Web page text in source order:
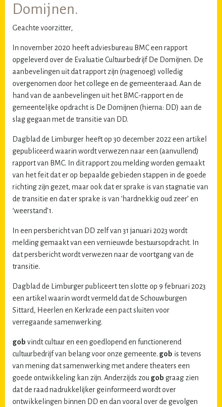
Domijnen.
Geachte voorzitter,
In november 2020 heeft adviesbureau BMC een rapport
opgeleverd over de Evaluatie Cultuurbedrijf De Domijnen. De
aanbevelingen uit dat rapport zijn (nagenoeg) volledig
overgenomen door het college en de gemeenteraad. Aan de
hand van de aanbevelingen uit het BMC-rapport en de
gemeentelijke opdracht is De Domijnen (hierna: DD) aan de
slag gegaan met de transitie van DD.
Dagblad de Limburger heeft op 30 december 2022 een artikel
gepubliceerd waarin wordt verwezen naar een (aanvullend)
rapport van BMC. In dit rapport zou melding worden gemaakt
van het feit dat er op bepaalde gebieden stappen in de goede
richting zijn gezet, maar ook dat er sprake is van stagnatie van
de transitie en dat er sprake is van ‘hardnekkig oud zeer’ en
‘weerstand’1.
In een persbericht van DD zelf van 31 januari 2023 wordt
melding gemaakt van een vernieuwde bestuursopdracht. In
dat persbericht wordt verwezen naar de voortgang van de
transitie.
Dagblad de Limburger publiceert ten slotte op 9 februari 2023
een artikel waarin wordt vermeld dat de Schouwburgen
Sittard, Heerlen en Kerkrade een pact sluiten voor
verregaande samenwerking.
gob vindt cultuur en een goedlopend en functionerend
cultuurbedrijf van belang voor onze gemeente. gob is tevens
van mening dat samenwerking met andere theaters een
goede ontwikkeling kan zijn. Anderzijds zou gob graag zien
dat de raad nadrukkelijker geïnformeerd wordt over
ontwikkelingen binnen DD en dan vooral over de gevolgen